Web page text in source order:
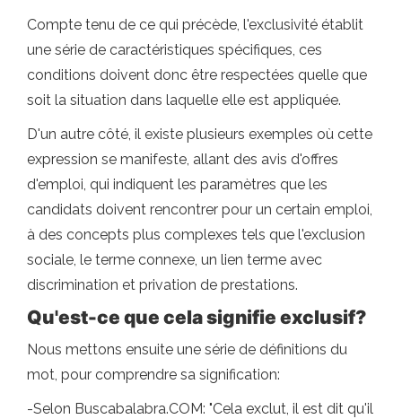
Compte tenu de ce qui précède, l'exclusivité établit
une série de caractéristiques spécifiques, ces
conditions doivent donc être respectées quelle que
soit la situation dans laquelle elle est appliquée.
D'un autre côté, il existe plusieurs exemples où cette
expression se manifeste, allant des avis d'offres
d'emploi, qui indiquent les paramètres que les
candidats doivent rencontrer pour un certain emploi,
à des concepts plus complexes tels que l'exclusion
sociale, le terme connexe, un lien terme avec
discrimination et privation de prestations.
Qu'est-ce que cela signifie exclusif?
Nous mettons ensuite une série de définitions du
mot, pour comprendre sa signification:
-Selon Buscabalabra.COM: "Cela exclut, il est dit qu'il